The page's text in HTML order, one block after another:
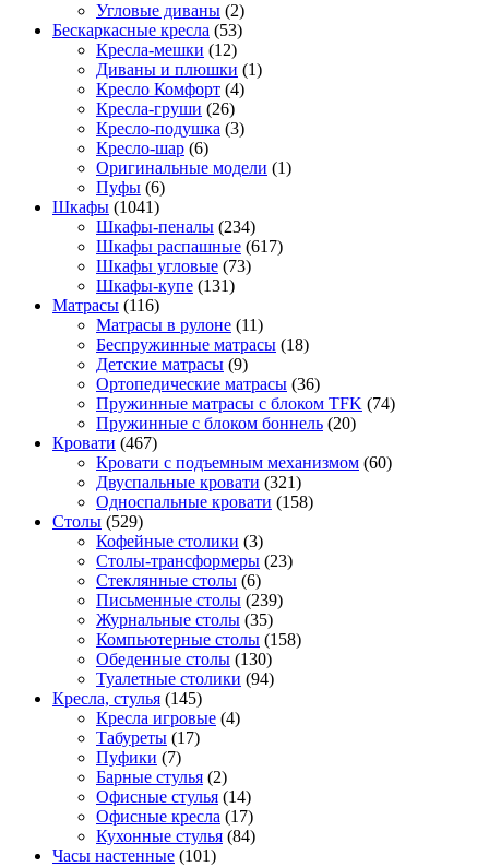
Угловые диваны (2)
Бескаркасные кресла (53)
Кресла-мешки (12)
Диваны и плюшки (1)
Кресло Комфорт (4)
Кресла-груши (26)
Кресло-подушка (3)
Кресло-шар (6)
Оригинальные модели (1)
Пуфы (6)
Шкафы (1041)
Шкафы-пеналы (234)
Шкафы распашные (617)
Шкафы угловые (73)
Шкафы-купе (131)
Матрасы (116)
Матрасы в рулоне (11)
Беспружинные матрасы (18)
Детские матрасы (9)
Ортопедические матрасы (36)
Пружинные матрасы с блоком TFK (74)
Пружинные с блоком боннель (20)
Кровати (467)
Кровати с подъемным механизмом (60)
Двуспальные кровати (321)
Односпальные кровати (158)
Столы (529)
Кофейные столики (3)
Столы-трансформеры (23)
Стеклянные столы (6)
Письменные столы (239)
Журнальные столы (35)
Компьютерные столы (158)
Обеденные столы (130)
Туалетные столики (94)
Кресла, стулья (145)
Кресла игровые (4)
Табуреты (17)
Пуфики (7)
Барные стулья (2)
Офисные стулья (14)
Офисные кресла (17)
Кухонные стулья (84)
Часы настенные (101)